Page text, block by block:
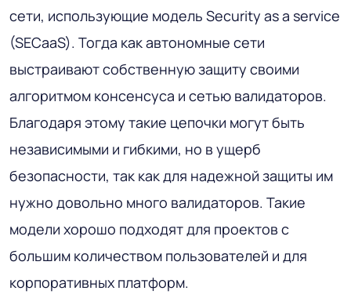
сети, использующие модель Security as a service
(SECaaS). Тогда как автономные сети
выстраивают собственную защиту своими
алгоритмом консенсуса и сетью валидаторов.
Благодаря этому такие цепочки могут быть
независимыми и гибкими, но в ущерб
безопасности, так как для надежной защиты им
нужно довольно много валидаторов. Такие
модели хорошо подходят для проектов с
большим количеством пользователей и для
корпоративных платформ.